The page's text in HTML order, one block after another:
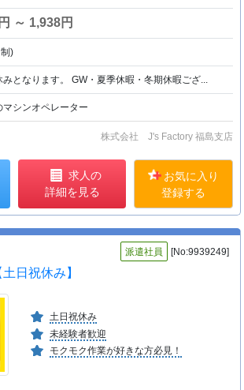
～ 1,938円
)
となります。 GW・夏季休暇・冬期休暇ござ...
シンオペレーター
株式会社 J's Factory 福島支店
求人の
詳細を見る
お気に入り
登録する
派遣社員 [No:9939249]
日祝休み】
土日祝休み
未経験者歓迎
モクモク作業が好きな方必見！